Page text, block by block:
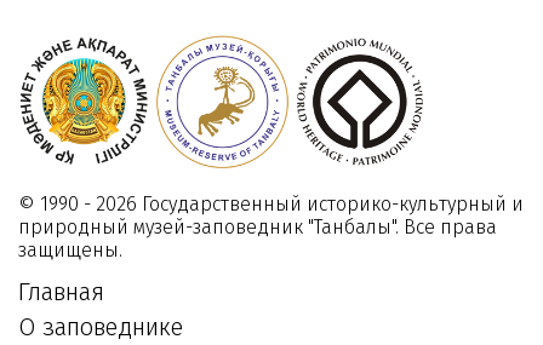
© 1990 - 2026 Государственный историко-культурный и
природный музей-заповедник "Танбалы". Все права
защищены.
Главная
О заповеднике